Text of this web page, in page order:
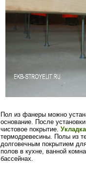
Пол из фанеры можно
основание. После
чистовое покрытие.
термодревесины. Полы из
долговечным покрытием
полов в кухне, ванной
бассейнах.